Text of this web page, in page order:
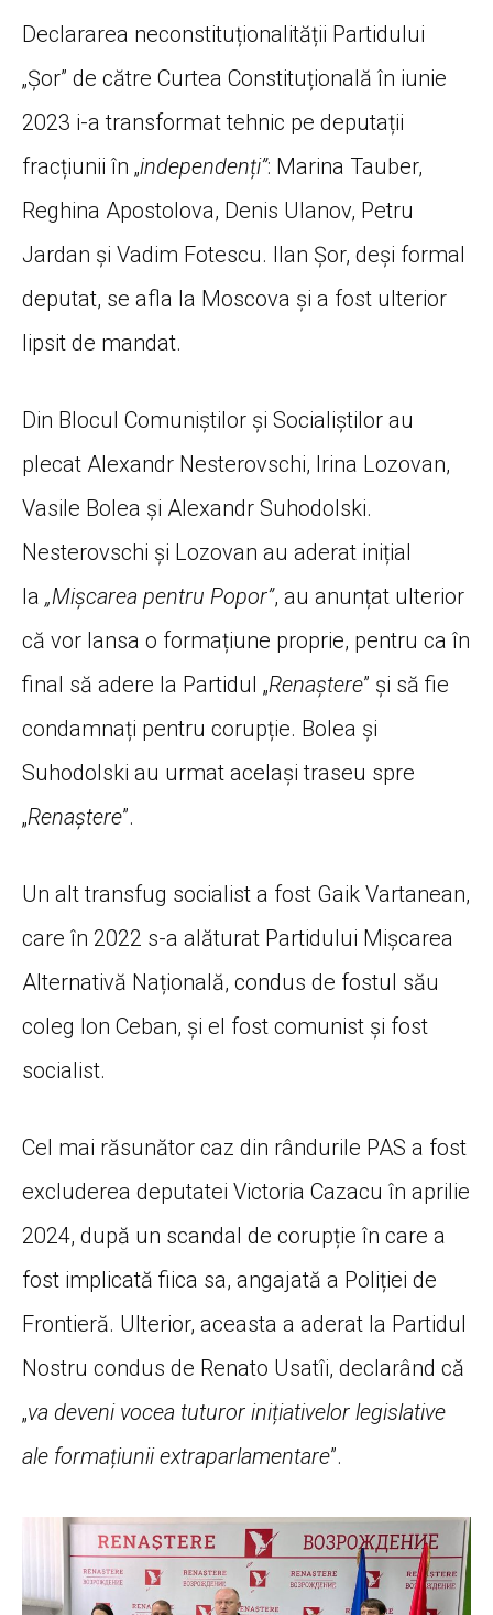
Declararea neconstituționalității Partidului
„Șor” de către Curtea Constituțională în iunie
2023 i-a transformat tehnic pe deputații
fracțiunii în „independenți”: Marina Tauber,
Reghina Apostolova, Denis Ulanov, Petru
Jardan și Vadim Fotescu. Ilan Șor, deși formal
deputat, se afla la Moscova și a fost ulterior
lipsit de mandat.
Din Blocul Comuniștilor și Socialiștilor au
plecat Alexandr Nesterovschi, Irina Lozovan,
Vasile Bolea și Alexandr Suhodolski.
Nesterovschi și Lozovan au aderat inițial
la „Mișcarea pentru Popor”, au anunțat ulterior
că vor lansa o formațiune proprie, pentru ca în
final să adere la Partidul „Renaștere” și să fie
condamnați pentru corupție. Bolea și
Suhodolski au urmat același traseu spre
„Renaștere”.
Un alt transfug socialist a fost Gaik Vartanean,
care în 2022 s-a alăturat Partidului Mișcarea
Alternativă Națională, condus de fostul său
coleg Ion Ceban, și el fost comunist și fost
socialist.
Cel mai răsunător caz din rândurile PAS a fost
excluderea deputatei Victoria Cazacu în aprilie
2024, după un scandal de corupție în care a
fost implicată fiica sa, angajată a Poliției de
Frontieră. Ulterior, aceasta a aderat la Partidul
Nostru condus de Renato Usatîi, declarând că
„va deveni vocea tuturor inițiativelor legislative
ale formațiunii extraparlamentare”.